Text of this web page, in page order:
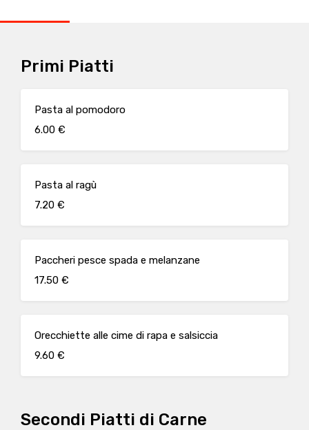
Primi Piatti
Pasta al pomodoro
6.00 €
Pasta al ragù
7.20 €
Paccheri pesce spada e melanzane
17.50 €
Orecchiette alle cime di rapa e salsiccia
9.60 €
Secondi Piatti di Carne